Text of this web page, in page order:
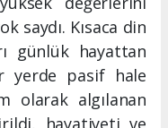
saydı. Kısaca din
günlük hayattan
yerde pasif hale
olarak algılanan
hayatiyeti ve